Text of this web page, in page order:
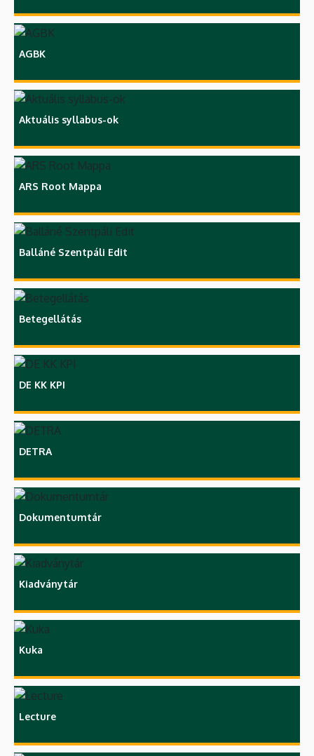
AGBK
Aktuális syllabus-ok
ARS Root Mappa
Balláné Szentpáli Edit
Betegellátás
DE KK KPI
DETRA
Dokumentumtár
Kiadványtár
Kuka
Lecture